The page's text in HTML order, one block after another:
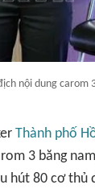
nội dung
Thành phố
3 băng
hút 80 cơ